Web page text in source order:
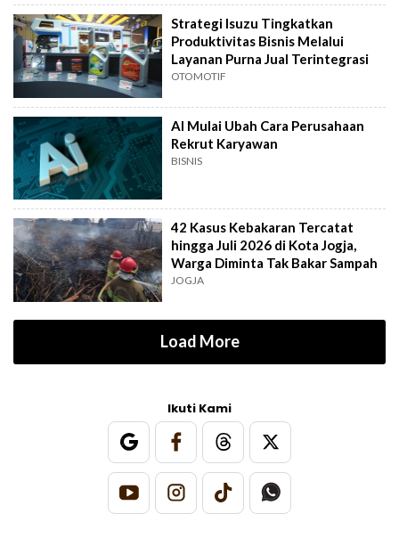
Strategi Isuzu Tingkatkan
Produktivitas Bisnis Melalui
Layanan Purna Jual Terintegrasi
OTOMOTIF
AI Mulai Ubah Cara Perusahaan
Rekrut Karyawan
BISNIS
42 Kasus Kebakaran Tercatat
hingga Juli 2026 di Kota Jogja,
Warga Diminta Tak Bakar Sampah
JOGJA
Load More
Ikuti Kami